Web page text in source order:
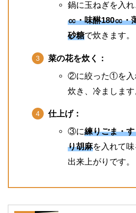
鍋に玉ねぎを入れ
㏄・味醂180㏄・
砂糖で炊きます。
菜の花を炊く：
②に絞った①を入
炊き、冷まします
仕上げ：
③に練りごま・
り胡麻を入れて
出来上がりです。